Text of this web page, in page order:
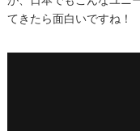
てきたら面白いですね！